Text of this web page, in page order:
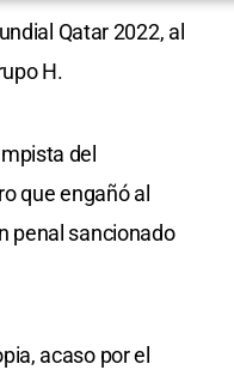
Qatar 2022, al
H.
del
que engañó al
penal sancionado
acaso por el